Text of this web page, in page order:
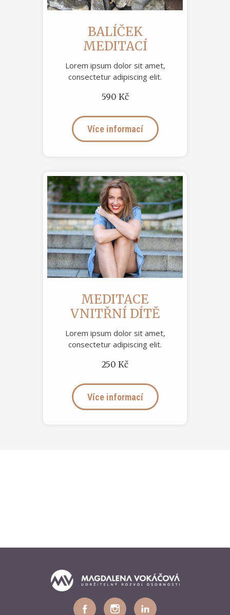
BALÍČEK
MEDITACÍ
Lorem ipsum dolor sit amet,
consectetur adipiscing elit.
590 Kč
Více informací
MEDITACE
VNITŘNÍ DÍTĚ
Lorem ipsum dolor sit amet,
consectetur adipiscing elit.
250 Kč
Více informací